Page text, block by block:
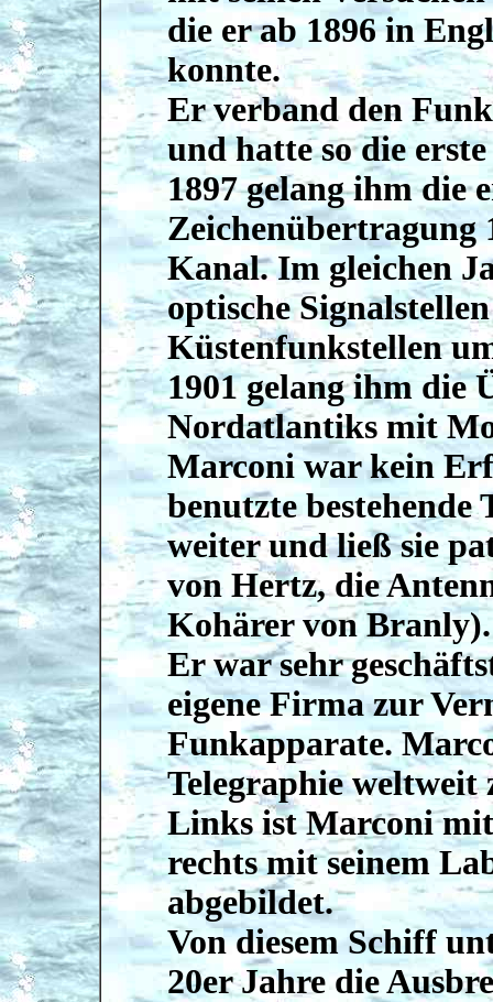
die er ab 1896 in
konnte.
Er verband den
und hatte so die
1897 gelang ihm die
Zeichenübertragung
Kanal. Im gleichen
optische
Küstenfunkstellen
1901 gelang ihm die
Nordatlantiks mit
Marconi war kein
benutzte bestehende
weiter und ließ sie
von Hertz, die
Kohärer von Branly).
Er war sehr
eigene Firma zur
Funkapparate.
Telegraphie
Links ist Marconi
rechts mit seinem
abgebildet.
Von diesem Schiff
20er Jahre die